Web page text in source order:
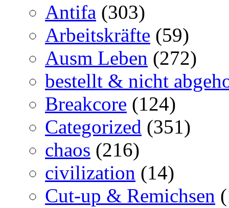
Antifa (303)
Arbeitskräfte (59)
Ausm Leben (272)
bestellt & nicht
Breakcore (124)
Categorized (351)
chaos (216)
civilization (14)
Cut-up & Remichsen